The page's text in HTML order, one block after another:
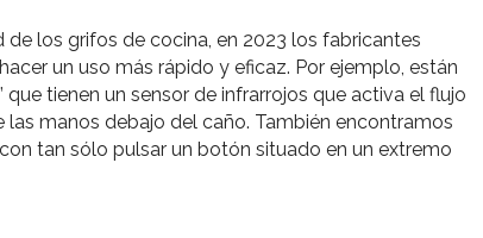
de los grifos de cocina, en 2023 los fabricantes
un uso más rápido y eficaz. Por ejemplo, están
que tienen un sensor de infrarrojos que activa el flujo
manos debajo del caño. También encontramos
tan sólo pulsar un botón situado en un extremo